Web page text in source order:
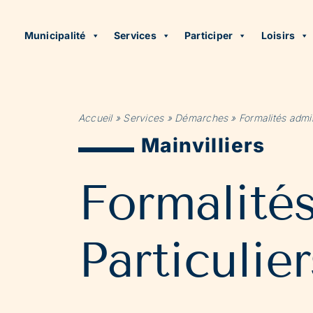
Municipalité Services Participer Loisirs
Accueil» Services» Démarches» Formalités
Mainvilliers